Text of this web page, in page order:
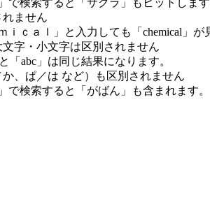
で検索すると「サクラ」もヒットします
ません
ｉｃａｌ」と入力しても「chemical」が
字・小文字は区別されません
「abc」は同じ結果になります。
、ぱ／は など）も区別されません
で検索すると「がばん」も含まれます。